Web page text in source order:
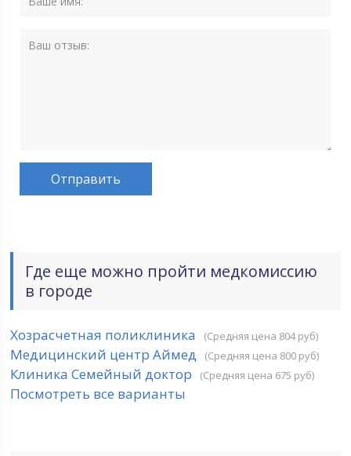
Где еще можно пройти медкомиссию
в городе
Хозрасчетная поликлиника (Средняя цена 804 руб)
Медицинский центр Аймед (Средняя цена 800 руб)
Клиника Семейный доктор (Средняя цена 675 руб)
Посмотреть все варианты